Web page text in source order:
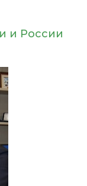
и России